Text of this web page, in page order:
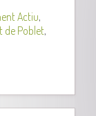
Actiu,
de Poblet,